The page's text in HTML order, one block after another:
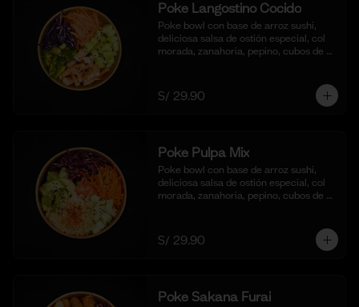
Poke Langostino Cocido
Poke bowl con base de arroz sushi,
deliciosa salsa de ostión especial, col
morada, zanahoria, pepino, cubos de
S/ 29.90
Poke Pulpa Mix
Poke bowl con base de arroz sushi,
deliciosa salsa de ostión especial, col
morada, zanahoria, pepino, cubos de
S/ 29.90
Poke Sakana Furai